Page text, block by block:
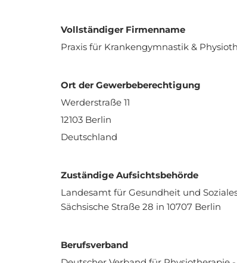
Vollständiger Firmenname
Praxis für Krankengymnastik &
Ort der Gewerbeberechtigung
Werderstraße 11
12103 Berlin
Deutschland
Zuständige Aufsichtsbehörde
Landesamt für Gesundheit und
Sächsische Straße 28 in 10707 Berlin
Berufsverband